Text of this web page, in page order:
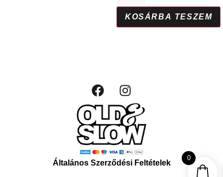
KOSÁRBA TESZEM
Általános Szerződési Feltételek
0